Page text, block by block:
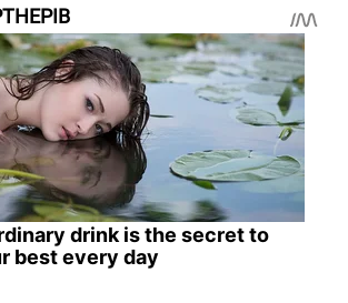
drink is the secret to
best every day